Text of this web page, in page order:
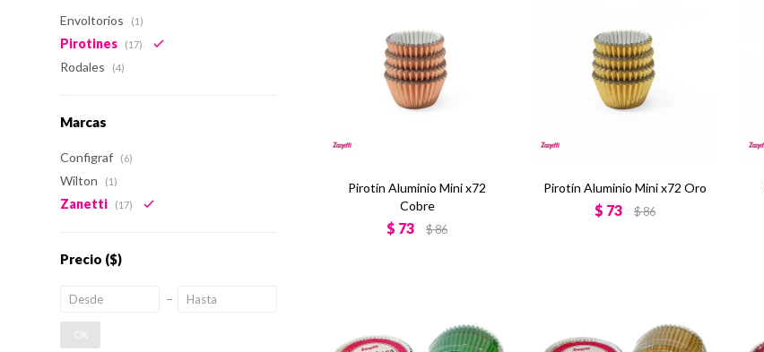
Pirotín Aluminio Mini x72
Cobre
$ 73 $86
Pirotín Aluminio Mini x72 Oro
$ 73 $86
Envoltorios (1)
Pirotines (17)
Rodales (4)
Marcas
Configraf (6)
Wilton (1)
Zanetti (17)
Precio ($)
OK